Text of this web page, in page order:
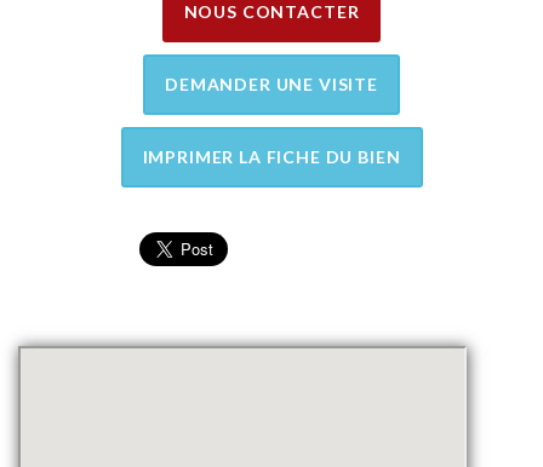
NOUS CONTACTER
DEMANDER UNE VISITE
IMPRIMER LA FICHE DU BIEN